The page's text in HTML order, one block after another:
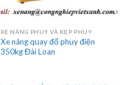
XE NÂNG PHUY VÀ KẸP PHUY
Xe nâng quay đổ phuy điện
350kg Đài Loan